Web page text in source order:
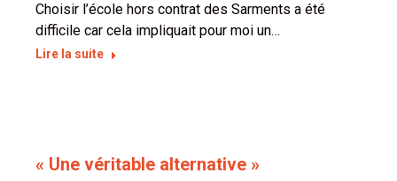
Choisir l’école hors contrat des Sarments a été
difficile car cela impliquait pour moi un…
Lire la suite
« Une véritable alternative »